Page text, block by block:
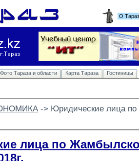
О
Фото Тараза и области Карта Тараза Гостиницы
-> Юридические лица
лица по